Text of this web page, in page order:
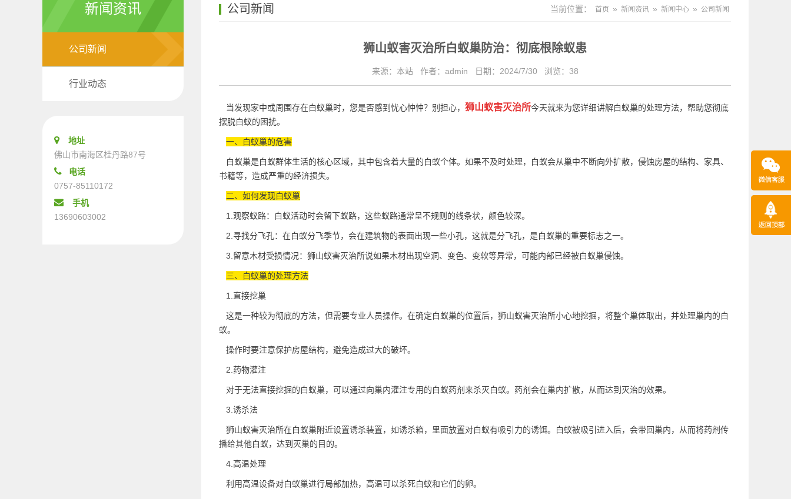
新闻资讯
公司新闻
行业动态
地址
佛山市南海区桂丹路87号
电话
0757-85110172
手机
13690603002
公司新闻 当前位置： 首页 » 新闻资讯 » 新闻中心 » 公司新闻
狮山蚁害灭治所白蚁巢防治：彻底根除蚁患
来源：本站 作者：admin 日期：2024/7/30 浏览： 38
当发现家中或周围存在白蚁巢时，您是否感到忧心忡忡？别担心， 狮山蚁害灭治所今天就来为您详细讲解白蚁巢的处理方法，帮助您彻底
摆脱白蚁的困扰。
一、白蚁巢的危害
白蚁巢是白蚁群体生活的核心区域，其中包含着大量的白蚁个体。如果不及时处理，白蚁会从巢中不断向外扩散，侵蚀房屋的结构、家具、
书籍等，造成严重的经济损失。
二、如何发现白蚁巢
1.观察蚁路：白蚁活动时会留下蚁路，这些蚁路通常呈不规则的线条状，颜色较深。
2.寻找分飞孔：在白蚁分飞季节，会在建筑物的表面出现一些小孔，这就是分飞孔，是白蚁巢的重要标志之一。
3.留意木材受损情况：狮山蚁害灭治所说如果木材出现空洞、变色、变软等异常，可能内部已经被白蚁巢侵蚀。
三、白蚁巢的处理方法
1.直接挖巢
这是一种较为彻底的方法，但需要专业人员操作。在确定白蚁巢的位置后，狮山蚁害灭治所小心地挖掘，将整个巢体取出，并处理巢内的白
蚁。
操作时要注意保护房屋结构，避免造成过大的破坏。
2.药物灌注
对于无法直接挖掘的白蚁巢，可以通过向巢内灌注专用的白蚁药剂来杀灭白蚁。药剂会在巢内扩散，从而达到灭治的效果。
3.诱杀法
狮山蚁害灭治所在白蚁巢附近设置诱杀装置，如诱杀箱，里面放置对白蚁有吸引力的诱饵。白蚁被吸引进入后，会带回巢内，从而将药剂传
播给其他白蚁，达到灭巢的目的。
4.高温处理
利用高温设备对白蚁巢进行局部加热，高温可以杀死白蚁和它们的卵。